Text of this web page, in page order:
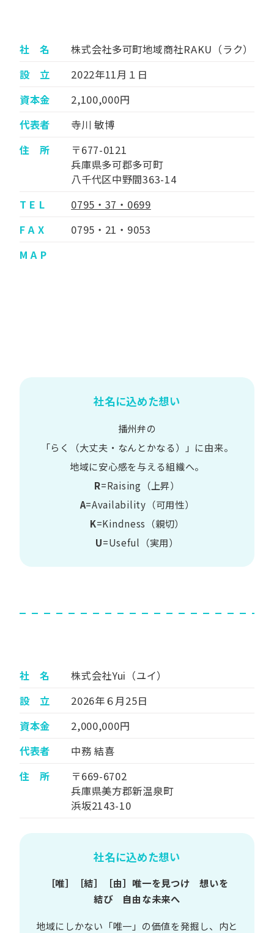
社 名
株式会社多可町地域商社RAKU（ラク）
設 立
2022年11月１日
資本金
2,100,000円
代表者
寺川 敏博
住 所
〒677-0121
兵庫県多可郡多可町
八千代区中野間363-14
T E L
0795・37・0699
F A X
0795・21・9053
M A P
社名に込めた想い
播州弁の
​「らく​（大丈夫・なんとかなる）」に​由来。
地域に​安心感を​与える​組織へ。
R=Raising（上昇）
A=Availability​（可用性）
K=Kindness​（親切）
U=Useful​（実用）​
社 名
株式会社Yui（ユイ）
設 立
2026年６月25日
資本金
2,000,000円
代表者
中務 結喜
住 所
〒669-6702
兵庫県美方郡新温泉町
浜坂2143-10
社名に込めた想い
［唯］​［結］​［由］ 唯一を​見つけ 想いを​
結び 自由な​未来へ
地域に​しかない​「唯一」の​価値を​発掘し、 内と​